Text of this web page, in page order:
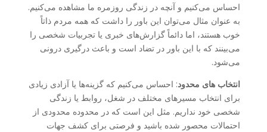
احساس می‌کنیم و آنچه در زندگی روزمره ما مشاهده می‌کنیم.
به عنوان مثال می‌توان این باور را داشت که همه مردم ذاتاً
خوب هستند، اما دائماً گزارش‌های خبری یا تجربیات شخصی را
می‌بینند که با این باور در تضاد است و باعث درگیری درونی
می‌شود.
انتخاب های محدود: احساس می‌کنیم که گزینه‌ها یا آزادی زیادی
برای انتخاب مسیرهای مختلف در شغل، روابط یا زندگی
شخصی خود نداریم. مثل این است که در محدوده محدودی از
احتمالات محصور شده باشید و فرصتی برای کشف جهات